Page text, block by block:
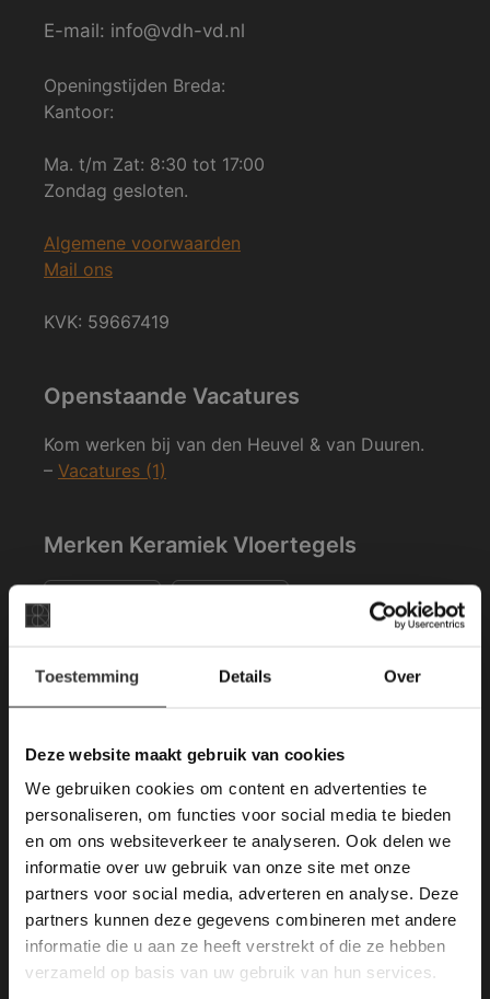
Toestemming Details Over
Deze website maakt gebruik van cookies
We gebruiken cookies om content en advertenties te
personaliseren, om functies voor social media te bieden
en om ons websiteverkeer te analyseren. Ook delen we
informatie over uw gebruik van onze site met onze
partners voor social media, adverteren en analyse. Deze
partners kunnen deze gegevens combineren met andere
informatie die u aan ze heeft verstrekt of die ze hebben
verzameld op basis van uw gebruik van hun services.
E-mail: info@vdh-vd.nl
Openingstijden Breda:
Kantoor:
Ma. t/m Zat: 8:30 tot 17:00
Zondag gesloten.
Algemene voorwaarden
Mail ons
KVK: 59667419
Openstaande Vacatures
Kom werken bij van den Heuvel & van Duuren.
– Vacatures (1)
Merken Keramiek Vloertegels
Merken Keramiek Terrastegels
Merken Glasmozaïek
Deze website maakt
gebruik van cookies.
This Cookie Banner was deleted and is no
longer working. Please contact the website
administrator.
Deze website gebruikt cookies om de
gebruikerservaring te verbeteren. Door
gebruik te maken van onze website geeft u
toestemming voor alle cookies in
overeenstemming met ons cookiebeleid.Lees
verder
ALLES ACCEPTEREN